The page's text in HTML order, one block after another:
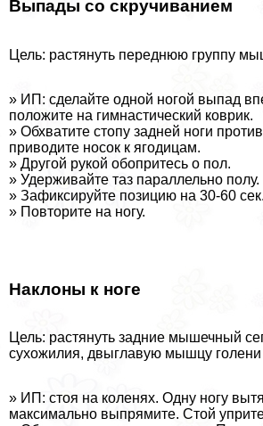
Выпады со скручиванием
Цель: растянуть переднюю группу
» ИП: сделайте одной ногой выпад
положите на гимнастический коврик.
» Обхватите стопу задней ноги
приводите носок к ягoдицам.
» Другой рукой обопритесь о пол.
» Удерживайте таз параллельно полу.
» Зафиксируйте позицию на 30-60 сек.
» Повторите на ногу.
Наклоны к ноге
Цель: растянуть задние мышечный
сухожилия, двыглавую мышцу голени
» ИП: стоя на коленях. Одну ногу
максимально выпрямите. Стой